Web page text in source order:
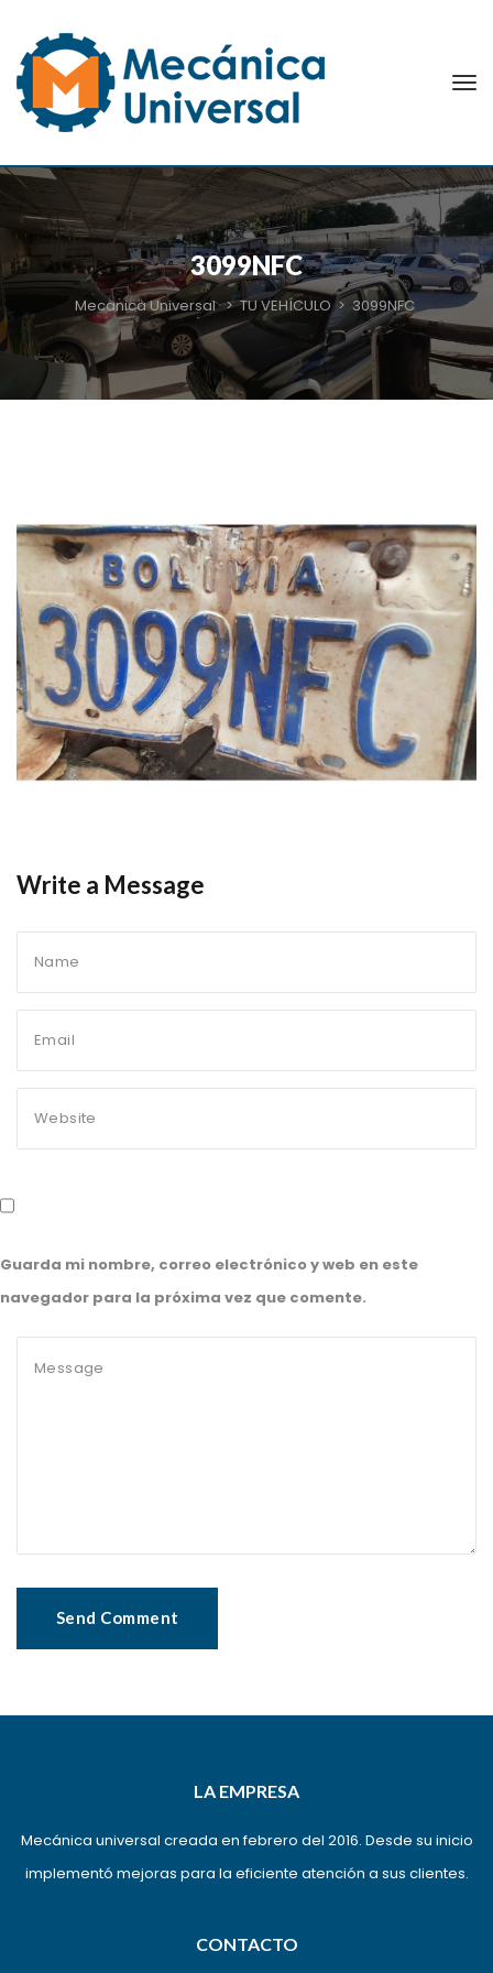
3099NFC
Mecanica Universal >TU VEHÍCULO > 3099NFC
Write a Message
Guarda mi nombre, correo electrónico y web en este
navegador para la próxima vez que comente.
LA EMPRESA
Mecánica universal creada en febrero del 2016. Desde su inicio
implementó mejoras para la eficiente atención a sus clientes.
CONTACTO